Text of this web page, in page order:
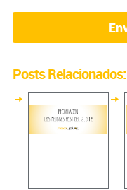
Posts Relacionados: